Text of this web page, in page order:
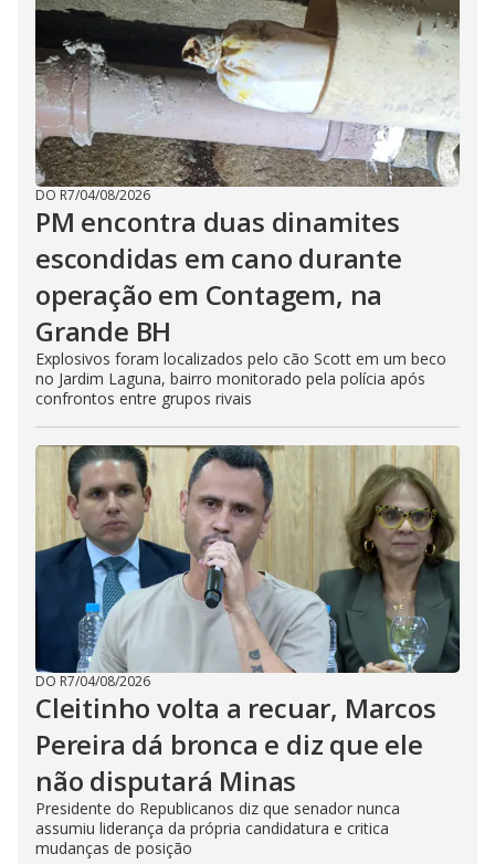
DO R7/04/08/2026
PM encontra duas dinamites
escondidas em cano durante
operação em Contagem, na
Grande BH
Explosivos foram localizados pelo cão Scott em um beco
no Jardim Laguna, bairro monitorado pela polícia após
confrontos entre grupos rivais
DO R7/04/08/2026
Cleitinho volta a recuar, Marcos
Pereira dá bronca e diz que ele
não disputará Minas
Presidente do Republicanos diz que senador nunca
assumiu liderança da própria candidatura e critica
mudanças de posição